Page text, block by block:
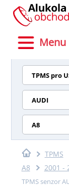
Menu
TPMS pro
AUDI
A8
TPMS
A8
2001 -
TPMS senzor